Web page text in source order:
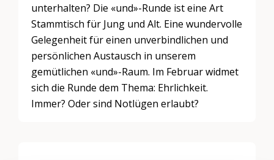
unterhalten? Die «und»-Runde ist eine Art
Stammtisch für Jung und Alt. Eine wundervolle
Gelegenheit für einen unverbindlichen und
persönlichen Austausch in unserem
gemütlichen «und»-Raum. Im Februar widmet
sich die Runde dem Thema: Ehrlichkeit.
Immer? Oder sind Notlügen erlaubt?